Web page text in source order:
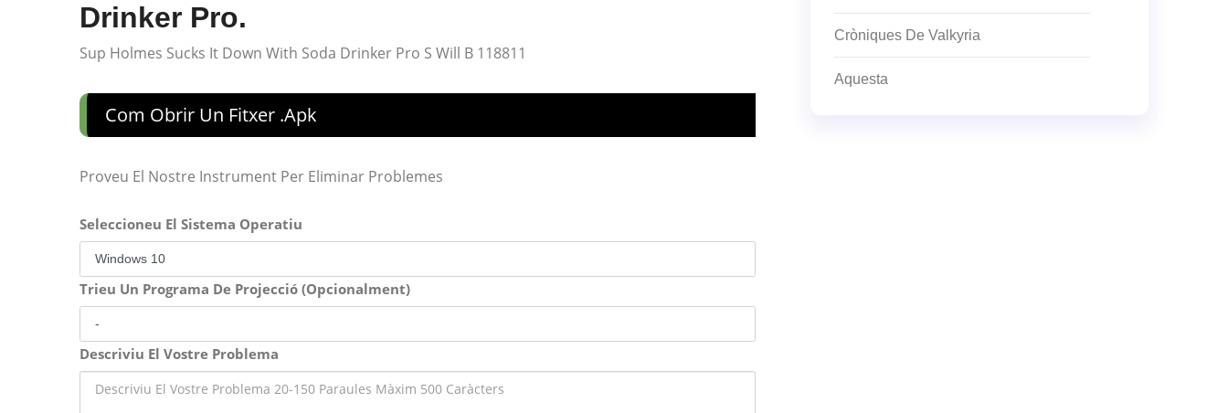
Drinker Pro.
Sup Holmes Sucks It Down With Soda Drinker Pro S Will B 118811
Com Obrir Un Fitxer .apk
Proveu El Nostre Instrument Per Eliminar Problemes
Seleccioneu El Sistema Operatiu
Trieu Un Programa De Projecció (Opcionalment)
Descriviu El Vostre Problema
Cròniques De Valkyria
Aquesta